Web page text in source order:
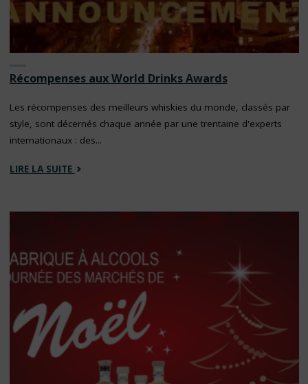
Récompenses aux World Drinks Awards
Les récompenses des meilleurs whiskies du monde, classés par
style, sont décernés chaque année par une trentaine d'experts
internationaux : des...
LIRE LA SUITE "RÉCOMPENSES